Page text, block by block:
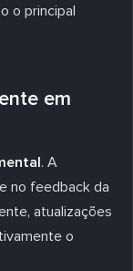
o principal
em
. A
no feedback da
atualizações
o